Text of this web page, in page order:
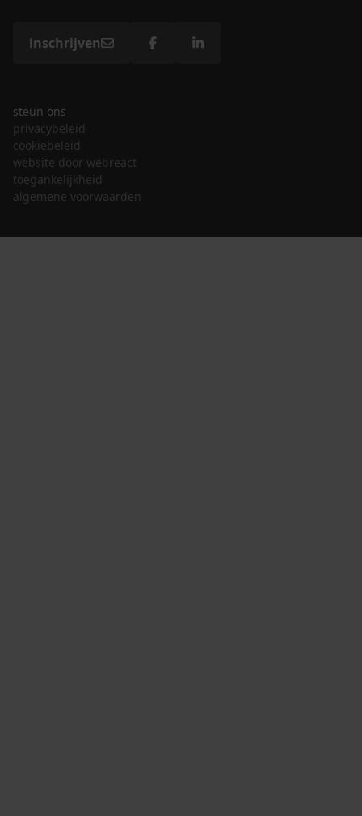
inschrijven
steun ons
privacybeleid
cookiebeleid
website door webreact
toegankelijkheid
algemene voorwaarden